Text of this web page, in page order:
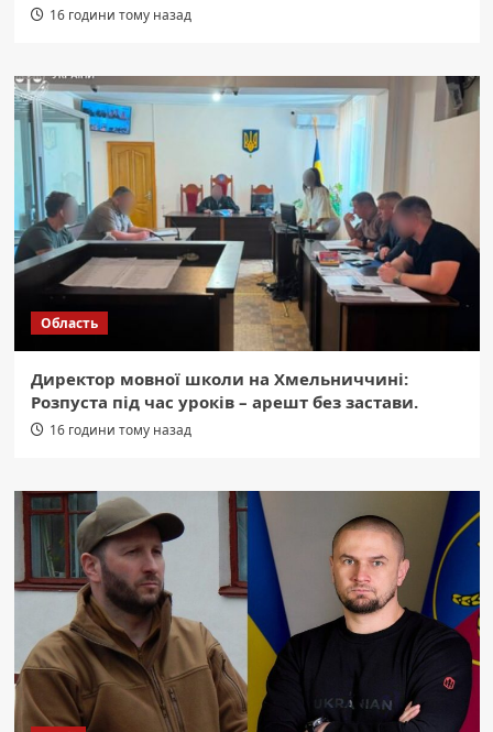
16 години тому назад
Область
Директор мовної школи на Хмельниччині:
Розпуста під час уроків – арешт без застави.
16 години тому назад